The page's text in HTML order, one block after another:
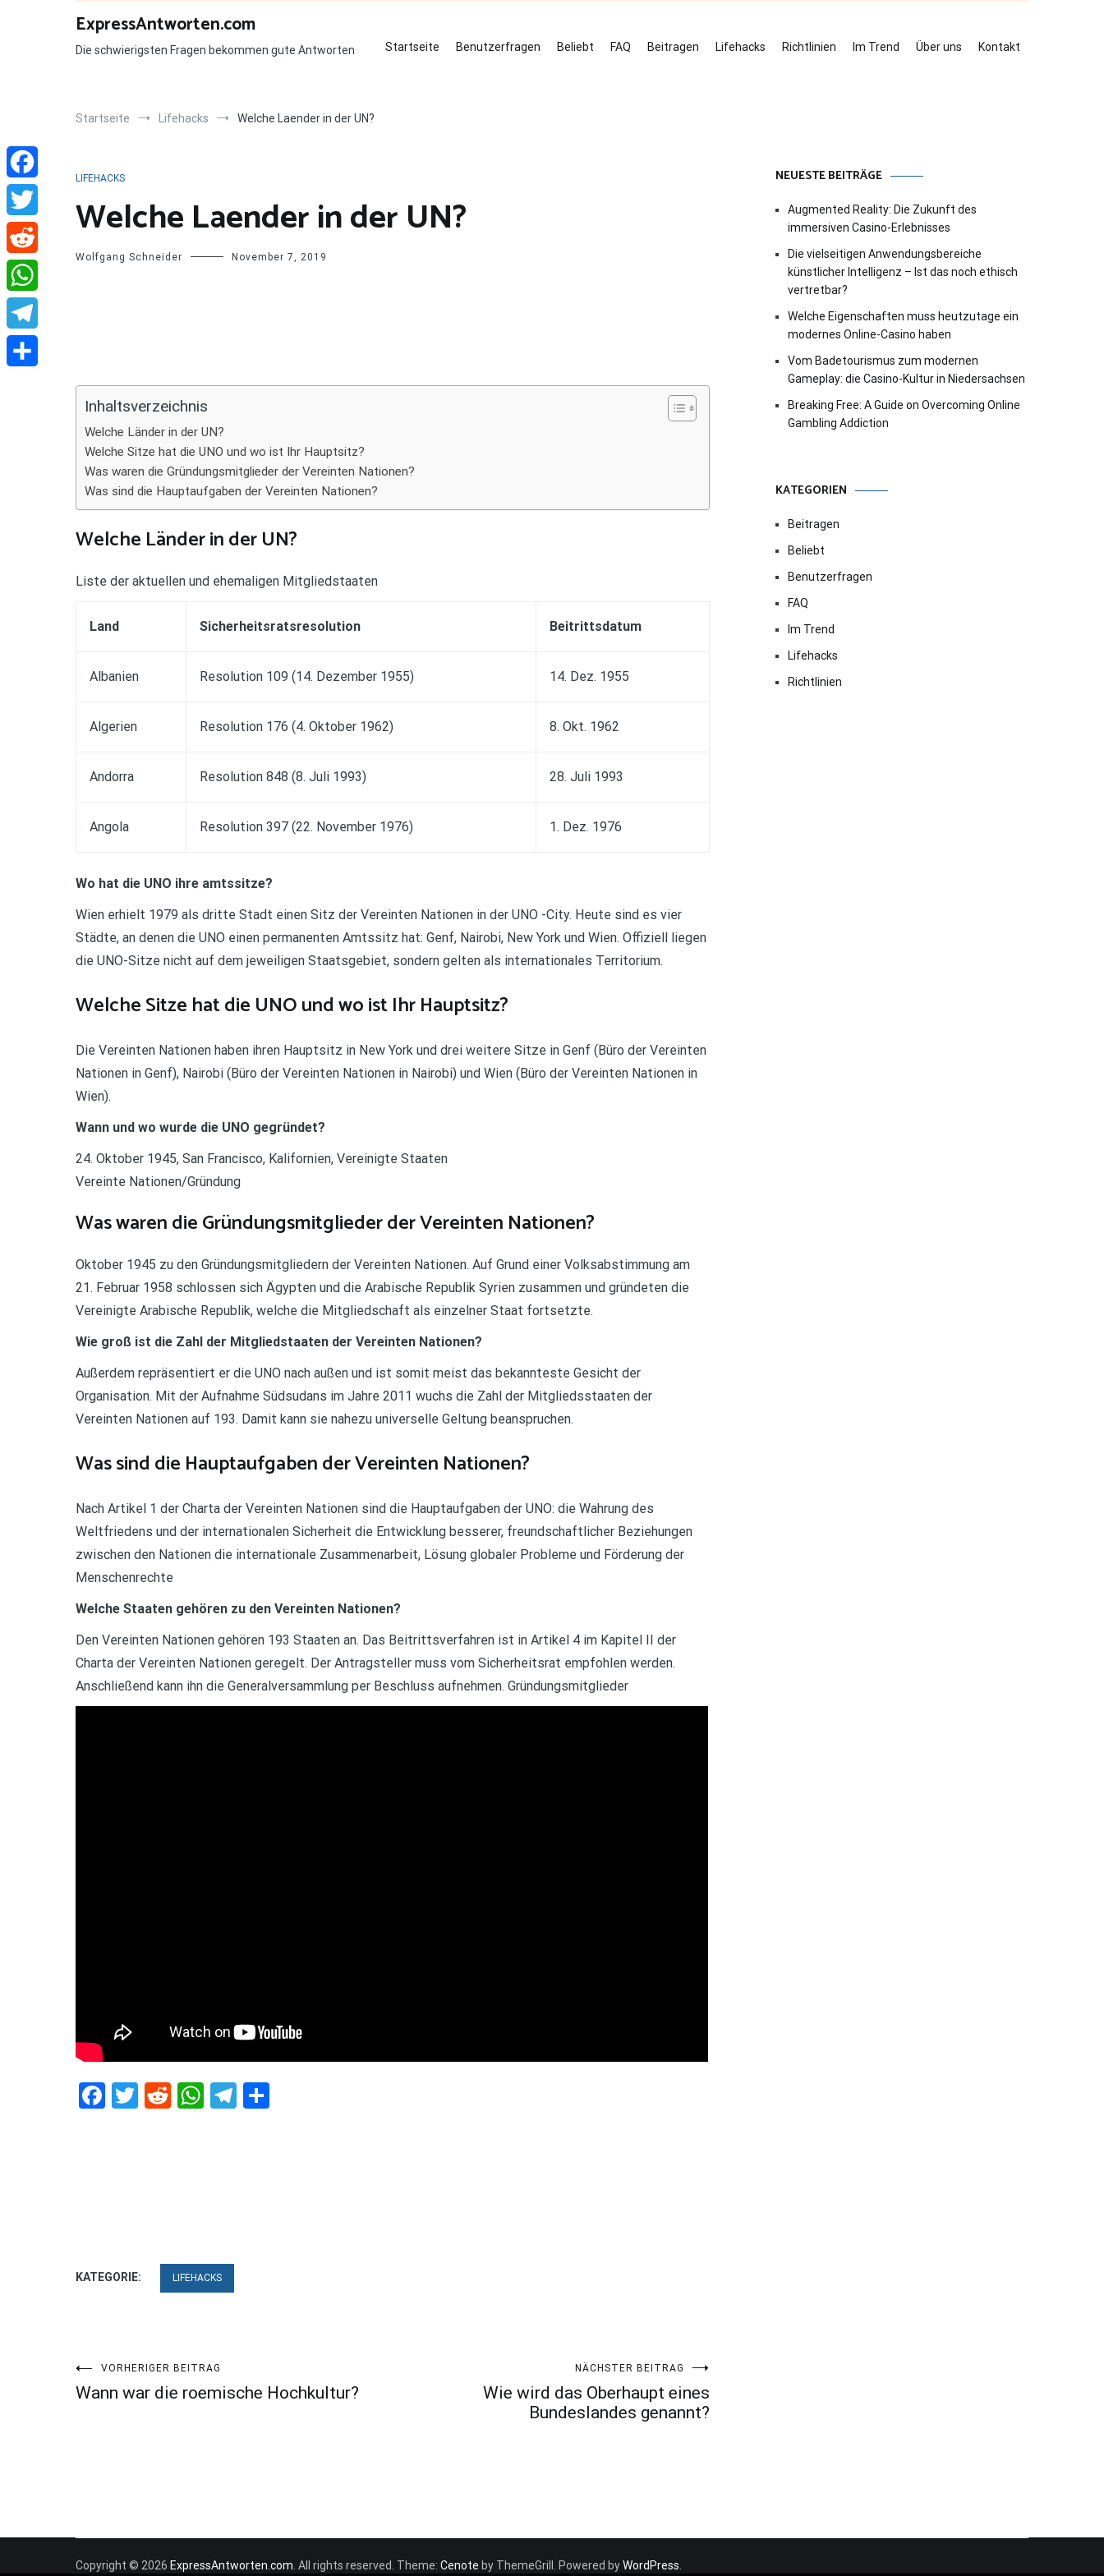
ExpressAntworten.com
Die schwierigsten Fragen bekommen gute Antworten Startseite Benutzerfragen Beliebt FAQ Beitragen Lifehacks Richtlinien Im Trend Über uns Kontakt
Startseite Lifehacks Welche Laender in der UN?
LIFEHACKS
Welche Laender in der UN?
Wolfgang Schneider November 7, 2019
Inhaltsverzeichnis
Welche Länder in der UN?
Welche Sitze hat die UNO und wo ist Ihr Hauptsitz?
Was waren die Gründungsmitglieder der Vereinten Nationen?
Was sind die Hauptaufgaben der Vereinten Nationen?
Welche Länder in der UN?
Liste der aktuellen und ehemaligen Mitgliedstaaten
Land Sicherheitsratsresolution Beitrittsdatum
Albanien Resolution 109 (14. Dezember 1955) 14. Dez. 1955
Algerien Resolution 176 (4. Oktober 1962) 8. Okt. 1962
Andorra Resolution 848 (8. Juli 1993) 28. Juli 1993
Angola Resolution 397 (22. November 1976) 1. Dez. 1976
Wo hat die UNO ihre amtssitze?
Wien erhielt 1979 als dritte Stadt einen Sitz der Vereinten Nationen in der UNO -City. Heute sind es vier
Städte, an denen die UNO einen permanenten Amtssitz hat: Genf, Nairobi, New York und Wien. Offiziell liegen
die UNO-Sitze nicht auf dem jeweiligen Staatsgebiet, sondern gelten als internationales Territorium.
Welche Sitze hat die UNO und wo ist Ihr Hauptsitz?
Die Vereinten Nationen haben ihren Hauptsitz in New York und drei weitere Sitze in Genf (Büro der Vereinten
Nationen in Genf), Nairobi (Büro der Vereinten Nationen in Nairobi) und Wien (Büro der Vereinten Nationen in
Wien).
Wann und wo wurde die UNO gegründet?
24. Oktober 1945, San Francisco, Kalifornien, Vereinigte Staaten
Vereinte Nationen/Gründung
Was waren die Gründungsmitglieder der Vereinten Nationen?
Oktober 1945 zu den Gründungsmitgliedern der Vereinten Nationen. Auf Grund einer Volksabstimmung am
21. Februar 1958 schlossen sich Ägypten und die Arabische Republik Syrien zusammen und gründeten die
Vereinigte Arabische Republik, welche die Mitgliedschaft als einzelner Staat fortsetzte.
Wie groß ist die Zahl der Mitgliedstaaten der Vereinten Nationen?
Außerdem repräsentiert er die UNO nach außen und ist somit meist das bekannteste Gesicht der
Organisation. Mit der Aufnahme Südsudans im Jahre 2011 wuchs die Zahl der Mitgliedsstaaten der
Vereinten Nationen auf 193. Damit kann sie nahezu universelle Geltung beanspruchen.
Was sind die Hauptaufgaben der Vereinten Nationen?
Nach Artikel 1 der Charta der Vereinten Nationen sind die Hauptaufgaben der UNO: die Wahrung des
Weltfriedens und der internationalen Sicherheit die Entwicklung besserer, freundschaftlicher Beziehungen
zwischen den Nationen die internationale Zusammenarbeit, Lösung globaler Probleme und Förderung der
Menschenrechte
Welche Staaten gehören zu den Vereinten Nationen?
Den Vereinten Nationen gehören 193 Staaten an. Das Beitrittsverfahren ist in Artikel 4 im Kapitel II der
Charta der Vereinten Nationen geregelt. Der Antragsteller muss vom Sicherheitsrat empfohlen werden.
Anschließend kann ihn die Generalversammlung per Beschluss aufnehmen. Gründungsmitglieder
Facebook
Twitter
RedditWhatsApp
Telegram
KATEGORIE: LIFEHACKS
Beitragsnavigation
VORHERIGER BEITRAG
Wann war die roemische Hochkultur?
NÄCHSTER BEITRAG
Wie wird das Oberhaupt eines
Bundeslandes genannt?
NEUESTE BEITRÄGE
Augmented Reality: Die Zukunft des
immersiven Casino-Erlebnisses
Die vielseitigen Anwendungsbereiche
künstlicher Intelligenz – Ist das noch ethisch
vertretbar?
Welche Eigenschaften muss heutzutage ein
modernes Online-Casino haben
Vom Badetourismus zum modernen
Gameplay: die Casino-Kultur in Niedersachsen
Breaking Free: A Guide on Overcoming Online
Gambling Addiction
KATEGORIEN
Beitragen
Beliebt
Benutzerfragen
FAQ
Im Trend
Lifehacks
Richtlinien
Copyright © 2026 ExpressAntworten.com. All rights reserved. Theme: Cenote by ThemeGrill. Powered byWordPress.
Facebook
Twitter
Reddit
WhatsApp
Telegram